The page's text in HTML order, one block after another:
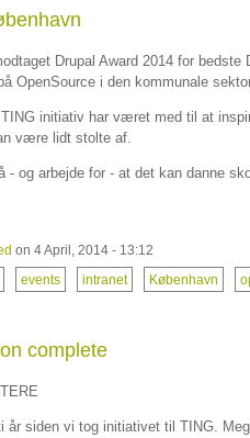
Drupal Award 2014 for
OpenSource i den kommunale
initiativ har været med til at
være lidt stolte af.
- og arbejde for - at det kan danne
on 4 April, 2014 - 13:12
events intranet København
complete
år siden vi tog initiativet til TING.